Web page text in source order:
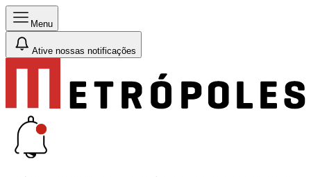
Menu
Ative nossas notificações